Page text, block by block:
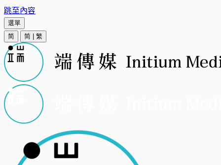
跳至內容
選單
简
简 繁